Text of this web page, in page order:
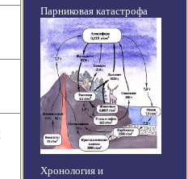
Парниковая катастрофа
Хронология и